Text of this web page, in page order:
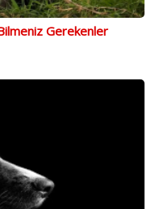
Gerekenler